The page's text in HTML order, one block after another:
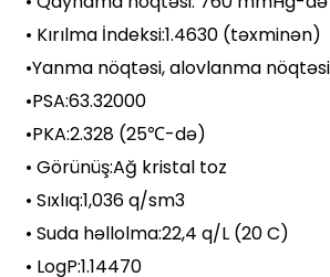
• Kırılma İndeksi:1.4630 (təxminən)
•Yanma nöqtəsi, alovlanma nöqtəsi
•PSA:63.32000
•PKA:2.328 (25℃-də)
• Görünüş:Ağ kristal toz
• Sıxlıq:1,036 q/sm3
• Suda həllolma:22,4 q/L (20 C)
• LogP:1.14470